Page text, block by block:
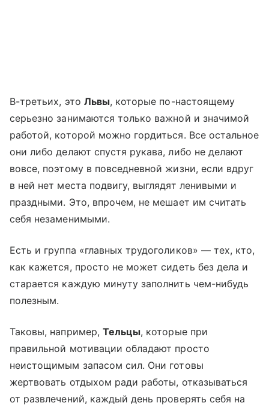
В-третьих, это Львы, которые по-настоящему
серьезно занимаются только важной и значимой
работой, которой можно гордиться. Все остальное
они либо делают спустя рукава, либо не делают
вовсе, поэтому в повседневной жизни, если вдруг
в ней нет места подвигу, выглядят ленивыми и
праздными. Это, впрочем, не мешает им считать
себя незаменимыми.
Есть и группа «главных трудоголиков» — тех, кто,
как кажется, просто не может сидеть без дела и
старается каждую минуту заполнить чем-нибудь
полезным.
Таковы, например, Тельцы, которые при
правильной мотивации обладают просто
неистощимым запасом сил. Они готовы
жертвовать отдыхом ради работы, отказываться
от развлечений, каждый день проверять себя на